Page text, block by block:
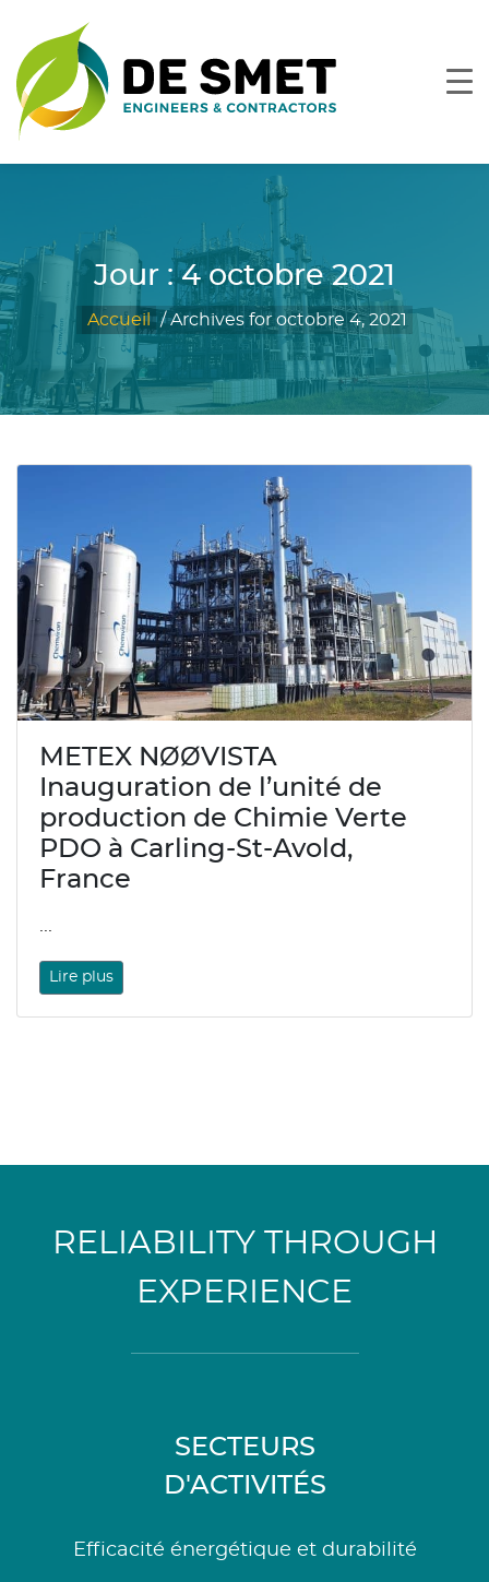
Jour :4 octobre 2021
Accueil /Archives for octobre 4, 2021
METEX NØØVISTA
Inauguration de l’unité de
production de Chimie Verte
PDO à Carling-St-Avold,
France
Lire plus
RELIABILITY THROUGH
EXPERIENCE
SECTEURS
D'ACTIVITÉS
Efficacité énergétique et durabilité